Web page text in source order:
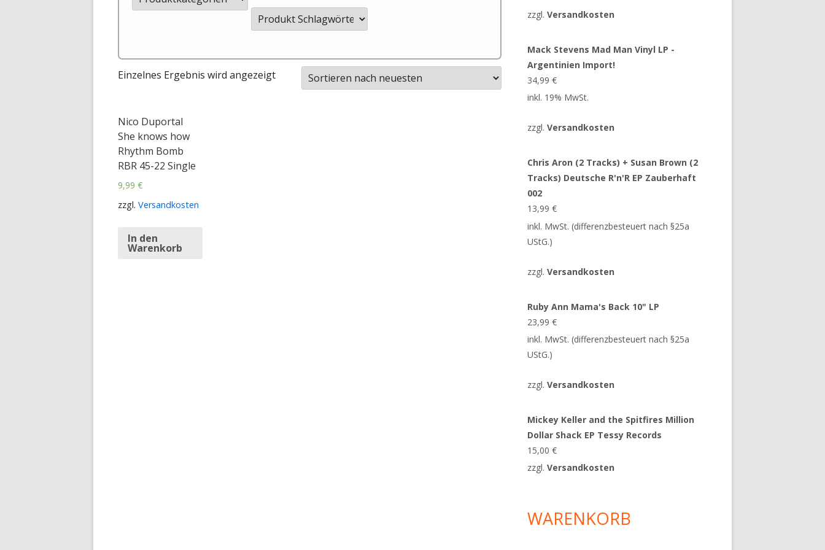
Einzelnes Ergebnis wird angezeigt
Nico Duportal
She knows how
Rhythm Bomb
RBR 45-22 Single
9,99 €
zzgl. Versandkosten
In den
Warenkorb
zzgl.Versandkosten
Mack Stevens Mad Man Vinyl LP -
Argentinien Import!
34,99€
inkl. 19% MwSt.
zzgl.Versandkosten
Chris Aron (2 Tracks) + Susan Brown (2
Tracks) Deutsche R'n'R EP Zauberhaft
002
13,99€
inkl. MwSt. (differenzbesteuert nach §25a
UStG.)
zzgl.Versandkosten
Ruby Ann Mama's Back 10" LP
23,99€
inkl. MwSt. (differenzbesteuert nach §25a
UStG.)
zzgl.Versandkosten
Mickey Keller and the Spitfires Million
Dollar Shack EP Tessy Records
15,00€
zzgl.Versandkosten
WARENKORB